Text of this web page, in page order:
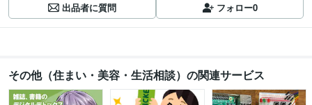
出品者に質問 フォロー0
その他（住まい・美容・生活相談）の関連サービス